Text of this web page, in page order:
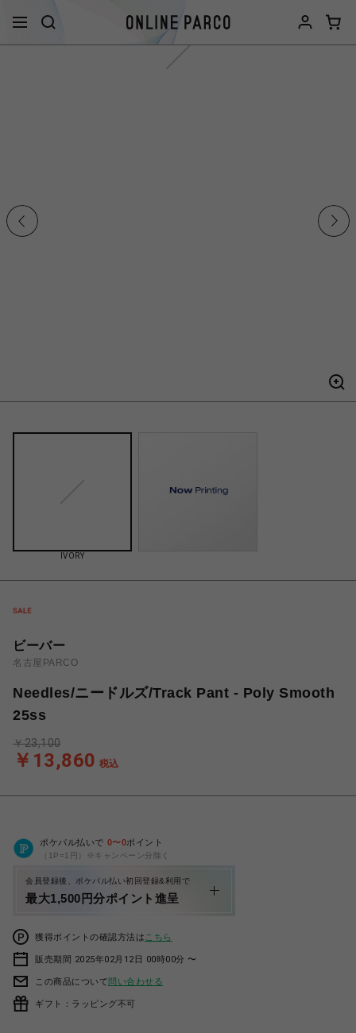
IVORY
ビーバー
名古屋PARCO
Needles/ニードルズ/Track Pant - Poly Smooth
25ss
￥13,860 税込
￥23,100
ポケパル払いで 0〜0ポイント
（1P=1円）※キャンペーン分除く
会員登録後、ポケパル払い初回登録&利用で
最大1,500円分ポイント進呈
獲得ポイントの確認方法は こちら
販売期間 2025年02月12日 00時00分 〜
この商品について問い合わせる
ギフト：ラッピング不可